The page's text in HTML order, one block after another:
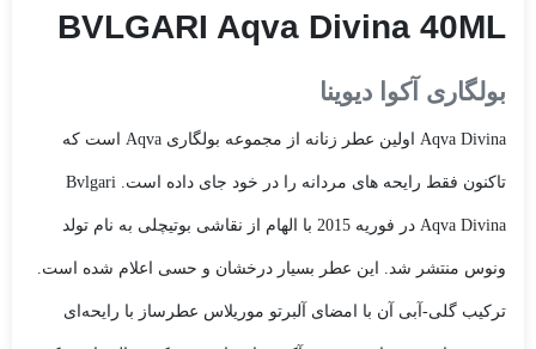
BVLGARI Aqva Divina 40ML
بولگاری آکوا دیوینا
Aqva Divina اولین عطر زنانه از مجموعه بولگاری Aqva است که
تاکنون فقط رایحه های مردانه را در خود جای داده است. Bvlgari
Aqva Divina در فوریه 2015 با الهام از نقاشی بوتیچلی به نام تولد
ونوس منتشر شد. این عطر بسیار درخشان و حسی اعلام شده است.
ترکیب گلی-آبی آن با امضای آلبرتو موریلاس عطرساز با رایحه‌ای